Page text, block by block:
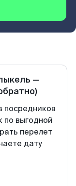
—
посредников
по выгодной
перелет
дату